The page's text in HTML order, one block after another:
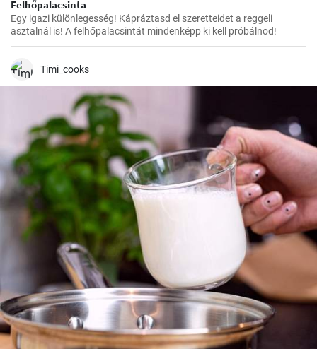
Felhőpalacsinta
Egy igazi különlegesség! Kápráztasd el szeretteidet a reggeli
asztalnál is! A felhőpalacsintát mindenképp ki kell próbálnod!
Timi_cooks